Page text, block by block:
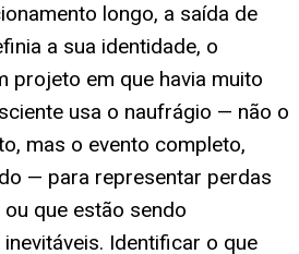
longo, a saída de
a sua identidade, o
projeto em que havia muito
usa o naufrágio — não o
mas o evento completo,
— para representar perdas
que estão sendo
Identificar o que